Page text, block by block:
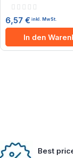
Rating:
6,57 € inkl. MwSt.
In den
Best